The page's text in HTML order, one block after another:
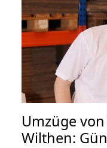
Umzüge
Wilthen: